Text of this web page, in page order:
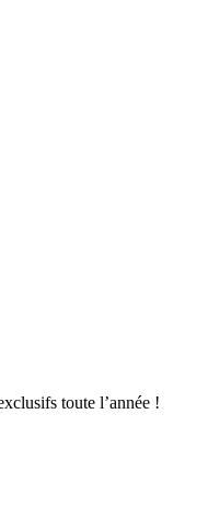
toute l’année !